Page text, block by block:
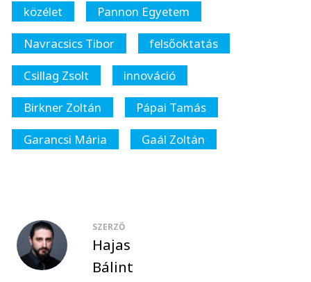
közélet
Pannon Egyetem
Navracsics Tibor
felsőoktatás
Csillag Zsolt
innováció
Birkner Zoltán
Pápai Tamás
Garancsi Mária
Gaál Zoltán
SZERZŐ
Hajas
Bálint